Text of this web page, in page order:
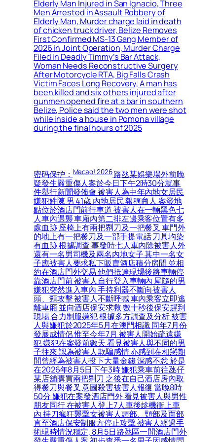
Elderly Man Injured in San Ignacio, Three
Men Arrested in Assault Robbery of
Elderly Man, Murder charge laid in death
of chicken truck driver, Belize Removes
First Confirmed MS-13 Gang Member of
2026 in Joint Operation, Murder Charge
Filed in Deadly Timmy’s Bar Attack,
Woman Needs Reconstructive Surgery
After Motorcycle RTA, Big Falls Crash
Victim Faces Long Recovery, A man has
been killed and six others injured after
gunmen opened fire at a bar in southern
Belize, Police said the two men were shot
while inside a house in Pomona village
during the final hours of 2025
密码保护：Macao! 2026路氹某娛樂場外前晚
疑發生嚴重傷人案於今日下午2時30分就事
件舉行新聞發佈會 被害人為中年內地女居民
嫌犯姓陳 男 41歲 內地居民 報稱商人 案發地
點位於酒店門前行車道 被害人在一輛黑色七
人車內遇襲 車廂內第二排左邊乘客位置有多
處血跡 座椅上有兩把𠝹刀及一把餐叉 車門外
的地上有一把餐刀及一部手提電話 刀具均染
有血跡 根據調查 事發時七人車內除被害人外
還有一名男司機及兩名內地女子 其中一名女
子應被害人要求私下販賣酒店積分房間 並相
約在酒店門外交易 他們抵達現場後將車輛停
靠酒店門前 被害人自行登入車輛內 尾隨的男
嫌犯突然進入車內 手持利器不斷向被害人
頭、頸攻擊 被害人不斷呼喊 車內乘客立即逃
離車廂 並向酒店保安求救 數十秒後保安趕到
現場 合力制服嫌犯 根據多方調查及分析 被害
人與嫌犯於2025年5月在澳門相識 同年7月份
發展成情侶 惟至今年7月 被害人開始疏遠嫌
犯 嫌犯在案發前數天 看見被害人與不同的男
子往來 認為被害人欺騙感情 亦感到在相戀期
間曾經為被害人投下大量金錢 深感不忿 於是
在2026年8月5日下午3時 嫌犯乘車前往氹仔
某店舖購買兩把𠝹刀 之後在自己酒店房內取
得餐刀與餐叉 意圖殺害被害人報復 當晚8時
50分 嫌犯在案發酒店門外 看見被害人與男性
朋友同行 在被害人登上7人車後趁機衝上車
內 持刀瘋狂襲擊女被害人頭部、頸部及面部
直至酒店保安制服方停止攻擊 被害人經過手
術現時情況穩定, 8月5日路氹區一間酒店門外